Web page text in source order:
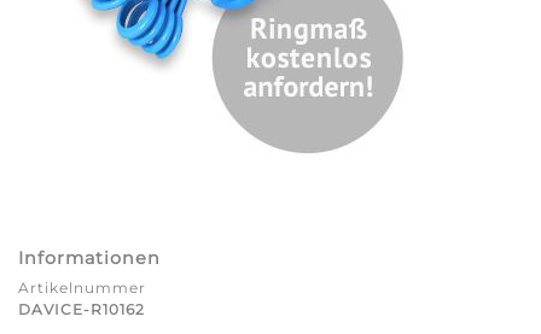
Informationen
Artikelnummer
DAVICE-R10162